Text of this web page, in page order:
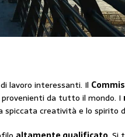
lavoro interessanti. Il
da tutto il mondo. I
spiccata creatività e lo spirito